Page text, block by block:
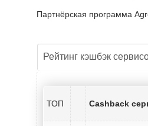
Партнёрская программа
Рейтинг кэшбэк
ТОП Cashback